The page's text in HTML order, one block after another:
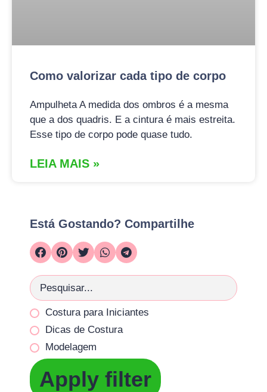
Como valorizar cada tipo de corpo
Ampulheta A medida dos ombros é a mesma
que a dos quadris. E a cintura é mais estreita.
Esse tipo de corpo pode quase tudo.
LEIA MAIS »
Está Gostando? Compartilhe
Costura para Iniciantes
Dicas de Costura
Modelagem
Apply filter